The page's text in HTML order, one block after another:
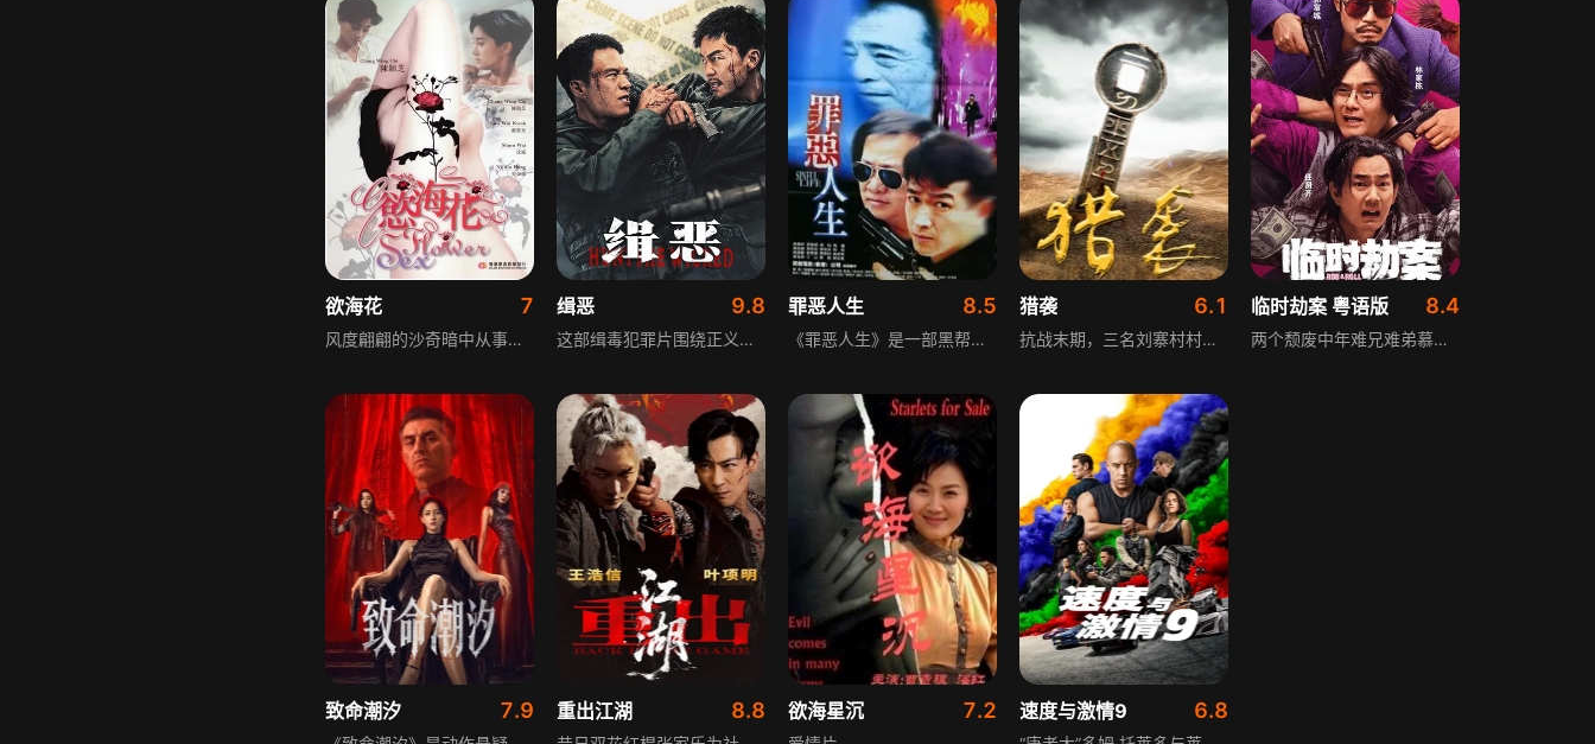
欲海花 7
风度翩翩的沙奇暗中从事走私贩毒及军火买卖的不法勾当，一次黑吃黑拼杀后与杜老板势不两立。夜总会艳星罗娜遇旧识男友李浩旧情复炽，却因被沙奇控制成犯罪工具无法脱身。李浩欲带罗娜逃走被抓回，后结识富正义感的美琳，美琳相助时被识破遭强暴，沙奇欲灭口时杜老板寻仇火拼，二人趁机逃脱，最终警方赶到将沙奇一伙一网打尽。
缉恶 9.8
这部缉毒犯罪片围绕正义与邪恶的较量展开，讲述缉毒警察黄铭金（金sir）与“神秘人”魏云周，通过完全不同的手段和方式，在相互之间的谋算与角力过程中，撕开了城市粉饰太平的面纱，揭露幕后黑手“隆王”编织的地下毒网，最终以正义之利剑铲除黑暗、终见曙光的故事，展现了缉毒警察的无畏与坚守。
罪恶人生 8.5
《罪恶人生》是一部黑帮犯罪动作片，讲述黑帮混混雷锋野心很大，在阿标、肥仔和金勇谈判伪钞版面交易时，雷锋突然持枪逼他们交出伪钞版面，更将肥仔杀死。三爷得知后怒骂雷锋黑吃黑，命金勇对付雷锋抢回版面。雷锋只得到半面伪钞版面，另半面在金爷手上，他决定找金爷合作，黑帮掀起风波，警方借机将其一网打尽。
猎袭 6.1
抗战末期，三名刘寨村村民为护西汉金错刀钥匙牺牲。2018年，鹏城考古出土王莽宝藏图，涉黑集团老大隐狼与老董争夺开启宝藏的三把钥匙，去深圳寻亲的留守儿童大龙、陈宝、小胖卷入漩涡，成为双方争斗核心。警方开展“猎袭”行动，激烈战斗后罪恶被惩，却还有更大阴谋袭来。
临时劫案 粤语版 8.4
两个颓废中年难兄难弟慕蓉辉、笠水计划实施抢劫，却意外被悍匪梅蓝天搅局，阴差阳错间三人临时组队，却发现目标钱款早已被他人捷足先登。一时间各人心怀鬼胎、互相算计，与此同时女警探姜姐将三人锁定，枪战、抢钱的冲突一触即发，这场临时拼凑的劫案最终谁能生还、谁将落网充满悬念。
致命潮汐 7.9 重出江湖 8.8 欲海星沉 7.2 速度与激情9 6.8